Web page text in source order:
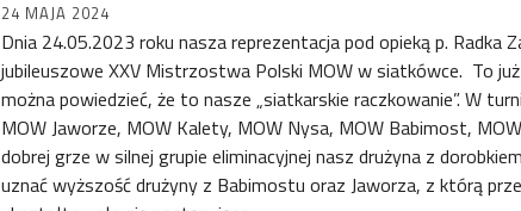
24 MAJA 2024
Dnia 24.05.2023 roku nasza reprezentacja pod opieką p. Radka
jubileuszowe XXV Mistrzostwa Polski MOW w siatkówce. To
można powiedzieć, że to nasze „siatkarskie raczkowanie”. W
MOW Jaworze, MOW Kalety, MOW Nysa, MOW Babimost,
dobrej grze w silnej grupie eliminacyjnej nasz drużyna z
uznać wyższość drużyny z Babimostu oraz Jaworza, z którą